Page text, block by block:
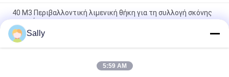
40 M3 Περιβαλλοντική λιμενική θήκη για τη συλλογή σκόνης
σιτηρών
Κινητός κυκλώνων φίλτρων Eco λιμένας 750TPH απόδειξης
σκόνης χοανών μαζικός υλικός
Κινητή τσαντών φίλτρων Eco χοάνη 10 λιμένων απόδειξης
Sally
5:59 AM